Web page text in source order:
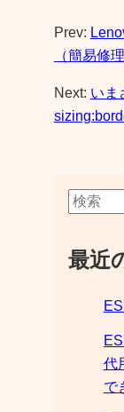
Prev:
（簡易修
Next: いま
最近
代
で